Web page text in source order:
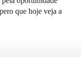
que hoje veja a